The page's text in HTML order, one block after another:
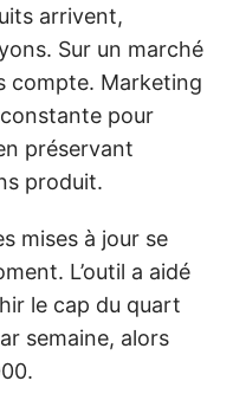
arrivent,
Sur un marché
compte. Marketing
pour
préservant
produit.
mises à jour se
L’outil a aidé
le cap du quart
semaine, alors